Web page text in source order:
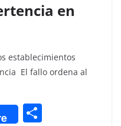
en
establecimientos
El fallo ordena al